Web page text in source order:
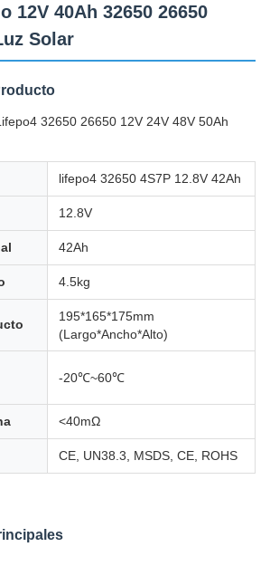
12V 40Ah 32650 26650
Solar
32650 26650 12V 24V 48V 50Ah
lifepo4 32650 4S7P 12.8V 42Ah
12.8V
42Ah
4.5kg
195*165*175mm
(Largo*Ancho*Alto)
-20℃~60℃
<40mΩ
CE, UN38.3, MSDS, CE, ROHS